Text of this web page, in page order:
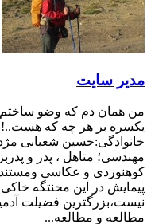
مدیر سایت
من همان دم که وضو
یکسره بر هر چه که هست..!
خانوادگی:حسین شعبانی
مهندسی؛ متاهل ، پدر و
کوهنوردی و عکاسی
پیمایش در این محنتگه
نیست،بزرگترین فضیلت
مطالعه و مطالعه...